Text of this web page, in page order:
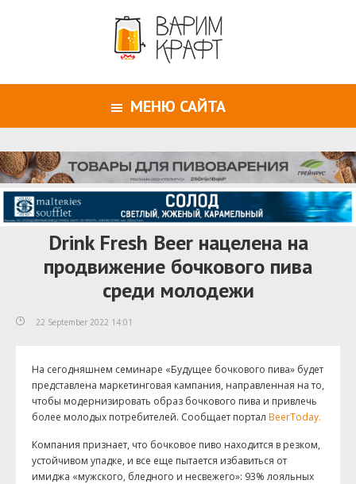
МЕНЮ САЙТА
Drink Fresh Beer нацелена на
продвижение бочкового пива
среди молодежи
22 September 2022 14:01
На сегодняшнем семинаре «Будущее бочкового пива» будет
представлена ​​маркетинговая кампания, направленная на то,
чтобы модернизировать образ бочкового пива и привлечь
более молодых потребителей. Сообщает портал BeerToday.
Компания признает, что бочковое пиво находится в резком,
устойчивом упадке, и все еще пытается избавиться от
имиджа «мужского, бледного и несвежего»: 93% лояльных